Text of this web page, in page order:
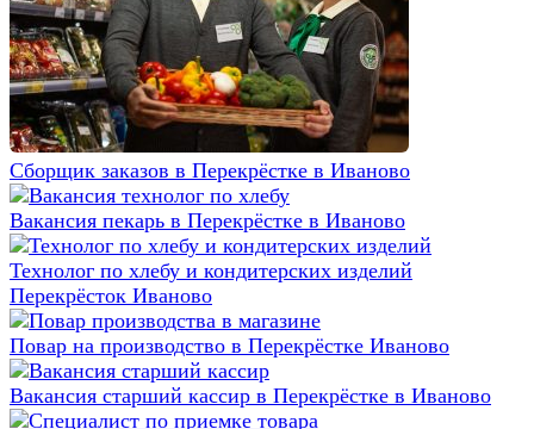
Сборщик заказов в Перекрёстке в Иваново
Вакансия пекарь в Перекрёстке в Иваново
Технолог по хлебу и кондитерских изделий
Перекрёсток Иваново
Повар на производство в Перекрёстке Иваново
Вакансия старший кассир в Перекрёстке в Иваново